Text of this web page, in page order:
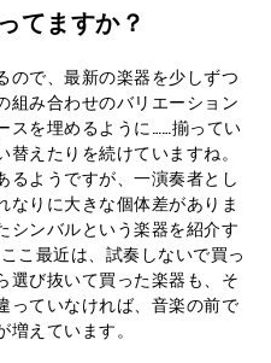
てますか？
ので、最新の楽器を少しずつ
組み合わせのバリエーション
スを埋めるように……揃ってい
えたりを続けていますね。
るようですが、一演奏者とし
なりに大きな個体差がありま
シンバルという楽器を紹介す
こ最近は、試奏しないで買っ
選び抜いて買った楽器も、そ
っていなければ、音楽の前で
えています。